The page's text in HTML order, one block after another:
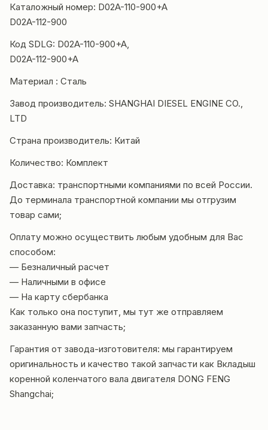
Каталожный номер: D02A-110-900+A
D02A-112-900
Код SDLG: D02A-110-900+A,
D02A-112-900+A
Материал : Сталь
Завод производитель: SHANGHAI DIESEL ENGINE CO.,
LTD
Страна производитель: Китай
Количество: Комплект
Доставка: транспортными компаниями по всей России.
До терминала транспортной компании мы отгрузим
товар сами;
Оплату можно осуществить любым удобным для Вас
способом:
— Безналичный расчет
— Наличными в офисе
— На карту сбербанка
Как только она поступит, мы тут же отправляем
заказанную вами запчасть;
Гарантия от завода-изготовителя: мы гарантируем
оригинальность и качество такой запчасти как Вкладыш
коренной коленчатого вала двигателя DONG FENG
Shangchai;